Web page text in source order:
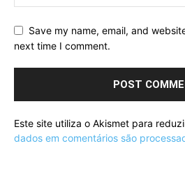
Save my name, email, and
next time I comment.
Este site utiliza o Akismet para
dados em comentários são